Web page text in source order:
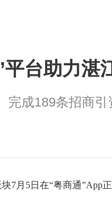
平台助力湛
完成189条招商引
5日在“粤商通”App